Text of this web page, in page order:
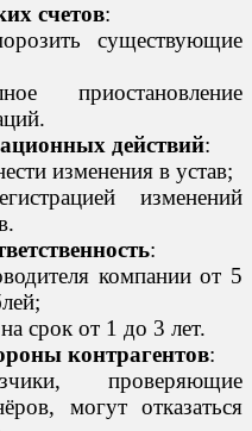
счетов:
существующие
приостановление
действий:
изменения в устав;
изменений
:
компании от 5
срок от 1 до 3 лет.
контрагентов:
проверяющие
могут отказаться